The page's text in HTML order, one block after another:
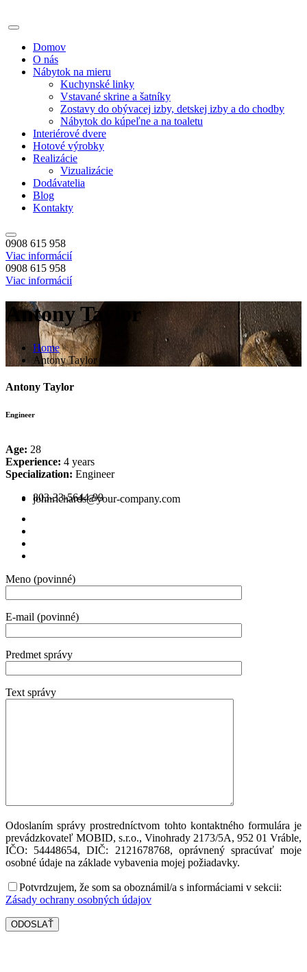
Domov
O nás
Nábytok na mieru
Kuchynské linky
Vstavané skrine a šatníky
Zostavy do obývacej izby, detskej izby a do chodby
Nábytok do kúpeľne a na toaletu
Interiérové dvere
Hotové výrobky
Realizácie
Vizualizácie
Dodávatelia
Blog
Kontakty
0908 615 958
Viac informácií
0908 615 958
Viac informácií
Antony Taylor
Home
Antony Taylor
Antony Taylor
Engineer
Age: 28
Experience: 4 years
Specialization: Engineer
803-33-5644-99
johnrichards@your-company.com
Meno (povinné)
E-mail (povinné)
Predmet správy
Text správy
Odoslaním správy prostredníctvom tohto kontaktného formulára je
prevádzkovateľ MOBID, s.r.o., Vinohrady 2173/5A, 952 01 Vráble,
IČO: 54448654, DIČ: 2121678768, oprávnený spracúvať moje
osobné údaje na základe vybavenia mojej požiadavky.
Potvrdzujem, že som sa oboznámil/a s informáciami v sekcii:
Zásady ochrany osobných údajov